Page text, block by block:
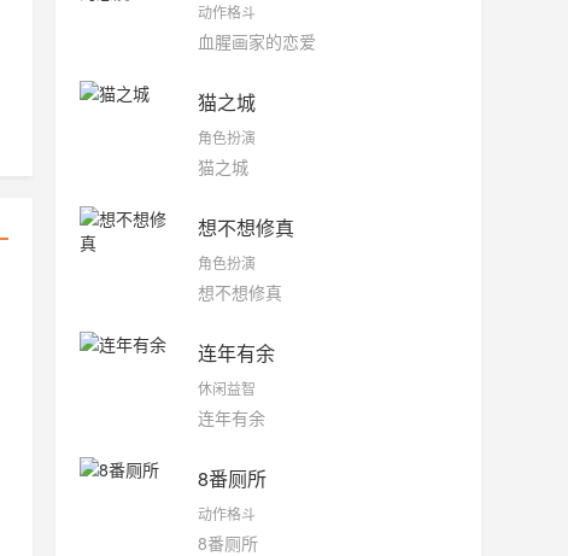
动作格斗
血腥画家的恋爱
猫之城
角色扮演
猫之城
想不想修真
角色扮演
想不想修真
连年有余
休闲益智
连年有余
8番厕所
动作格斗
8番厕所